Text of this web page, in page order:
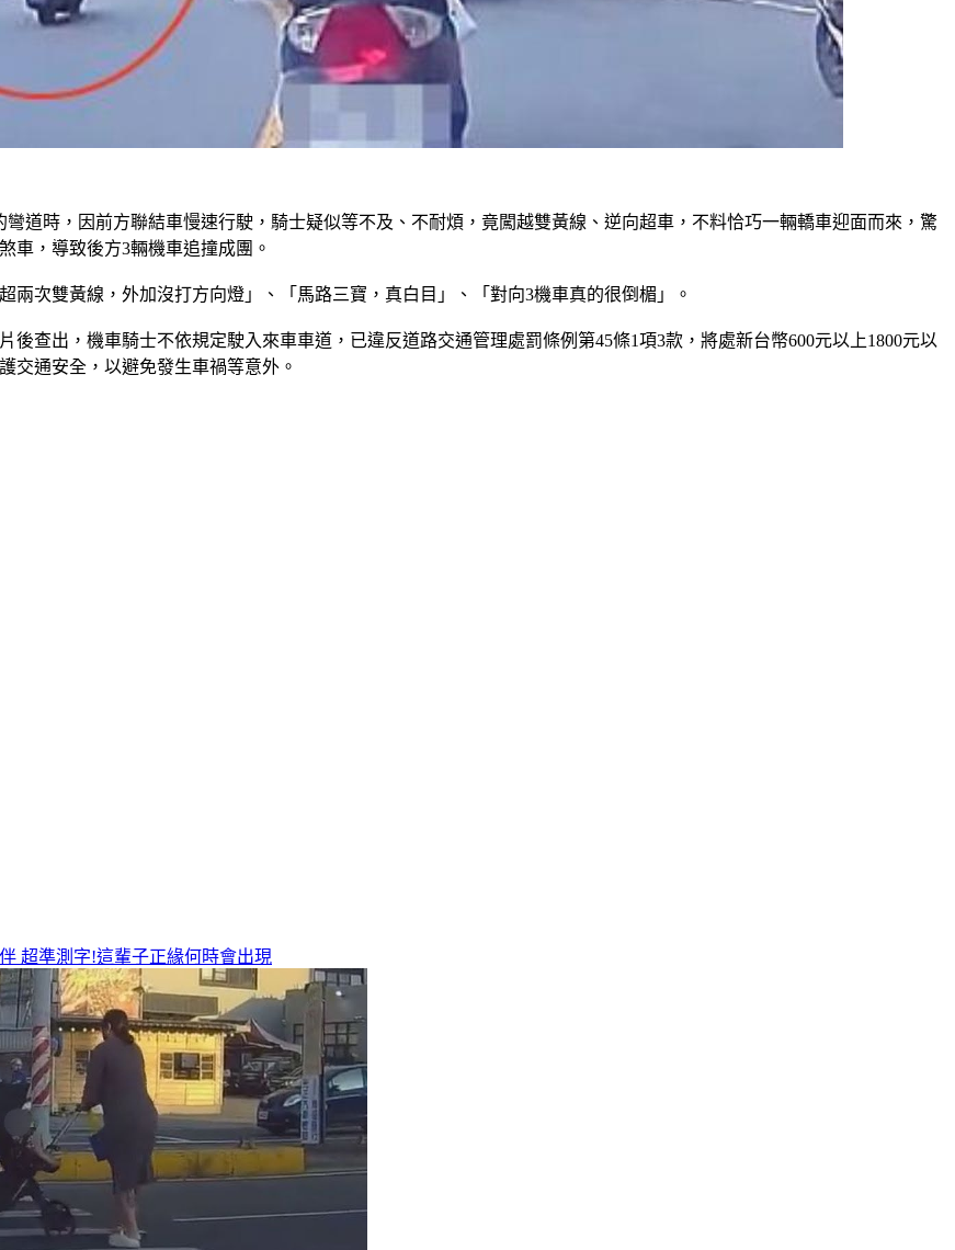
道時，因前方聯結車慢速行駛，騎士疑似等不及、不耐煩，竟闖越雙黃線、逆向超車，不料恰巧一輛轎車迎面而來，驚
車，導致後方3輛機車追撞成團。
次雙黃線，外加沒打方向燈」、「馬路三寶，真白目」、「對向3機車真的很倒楣」。
查出，機車騎士不依規定駛入來車車道，已違反道路交通管理處罰條例第45條1項3款，將處新台幣600元以上1800元以
交通安全，以避免發生車禍等意外。
超準測字!這輩子正緣何時會出現